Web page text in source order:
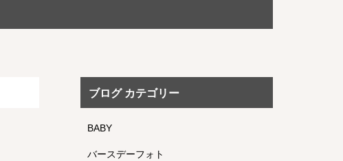
ブログ カテゴリー
BABY
バースデーフォト